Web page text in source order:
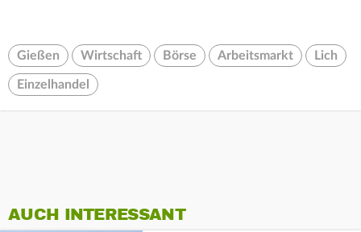
Gießen Wirtschaft Börse Arbeitsmarkt Lich
Einzelhandel
AUCH INTERESSANT